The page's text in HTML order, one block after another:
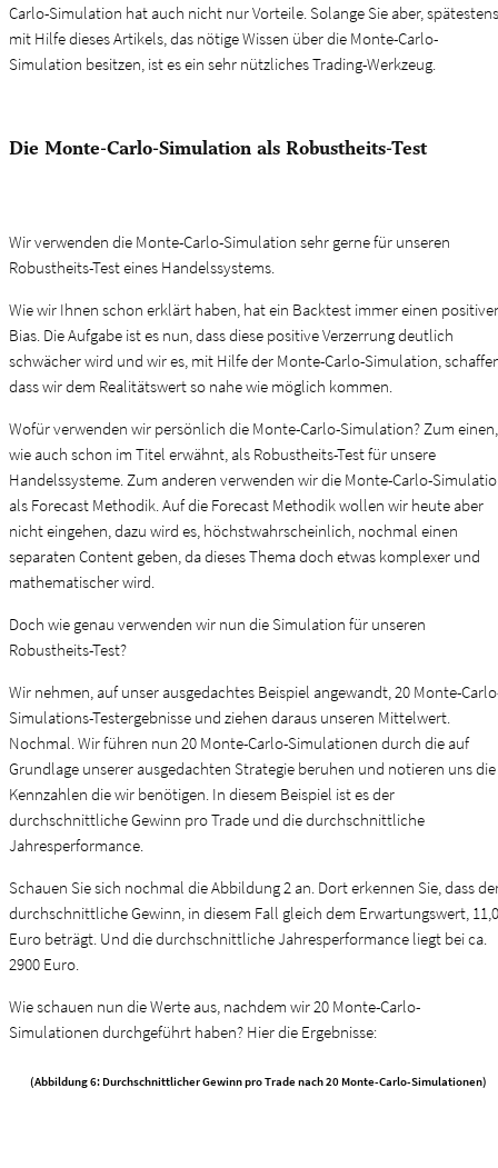
Carlo-Simulation hat auch nicht nur Vorteile. Solange Sie aber, spätestens
mit Hilfe dieses Artikels, das nötige Wissen über die Monte-Carlo-
Simulation besitzen, ist es ein sehr nützliches Trading-Werkzeug.
Die Monte-Carlo-Simulation als Robustheits-Test
Wir verwenden die Monte-Carlo-Simulation sehr gerne für unseren
Robustheits-Test eines Handelssystems.
Wie wir Ihnen schon erklärt haben, hat ein Backtest immer einen
Bias. Die Aufgabe ist es nun, dass diese positive Verzerrung deutlich
schwächer wird und wir es, mit Hilfe der Monte-Carlo-Simulation,
dass wir dem Realitätswert so nahe wie möglich kommen.
Wofür verwenden wir persönlich die Monte-Carlo-Simulation? Zum einen,
wie auch schon im Titel erwähnt, als Robustheits-Test für unsere
Handelssysteme. Zum anderen verwenden wir die Monte-Carlo-
als Forecast Methodik. Auf die Forecast Methodik wollen wir heute aber
nicht eingehen, dazu wird es, höchstwahrscheinlich, nochmal einen
separaten Content geben, da dieses Thema doch etwas komplexer und
mathematischer wird.
Doch wie genau verwenden wir nun die Simulation für unseren
Robustheits-Test?
Wir nehmen, auf unser ausgedachtes Beispiel angewandt, 20 Monte-
Simulations-Testergebnisse und ziehen daraus unseren Mittelwert.
Nochmal. Wir führen nun 20 Monte-Carlo-Simulationen durch die auf
Grundlage unserer ausgedachten Strategie beruhen und notieren uns die
Kennzahlen die wir benötigen. In diesem Beispiel ist es der
durchschnittliche Gewinn pro Trade und die durchschnittliche
Jahresperformance.
Schauen Sie sich nochmal die Abbildung 2 an. Dort erkennen Sie, dass
durchschnittliche Gewinn, in diesem Fall gleich dem Erwartungswert,
Euro beträgt. Und die durchschnittliche Jahresperformance liegt bei ca.
2900 Euro.
Wie schauen nun die Werte aus, nachdem wir 20 Monte-Carlo-
Simulationen durchgeführt haben? Hier die Ergebnisse:
(Abbildung 6: Durchschnittlicher Gewinn pro Trade nach 20 Monte-Carlo-Simulationen)